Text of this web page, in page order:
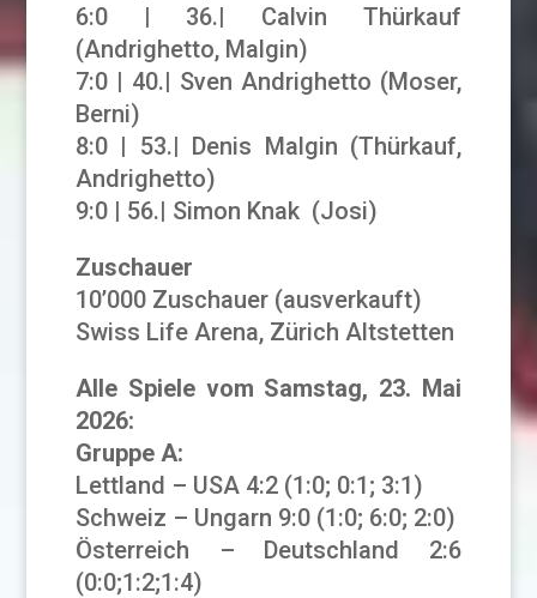
6:0 | 36.| Calvin Thürkauf
(Andrighetto, Malgin)
7:0 | 40.| Sven Andrighetto (Moser,
Berni)
8:0 | 53.| Denis Malgin (Thürkauf,
Andrighetto)
9:0 | 56.| Simon Knak (Josi)
Zuschauer
10’000 Zuschauer (ausverkauft)
Swiss Life Arena, Zürich Altstetten
Alle Spiele vom Samstag, 23. Mai
2026:
Gruppe A:
Lettland – USA 4:2 (1:0; 0:1; 3:1)
Schweiz – Ungarn 9:0 (1:0; 6:0; 2:0)
Österreich – Deutschland 2:6
(0:0;1:2;1:4)